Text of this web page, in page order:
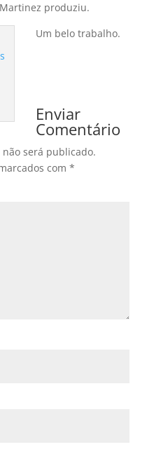
produziu.
Um belo trabalho.
Enviar
Comentário
será publicado.
com *